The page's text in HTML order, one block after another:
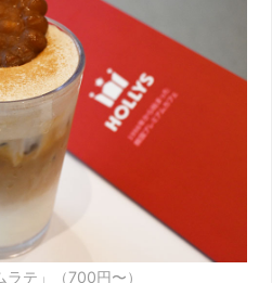
テ」（700円〜）